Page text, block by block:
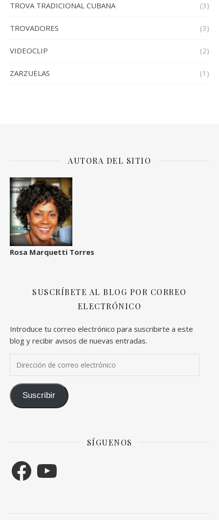
TROVA TRADICIONAL CUBANA (3)
TROVADORES (3)
VIDEOCLIP (2)
ZARZUELAS (1)
AUTORA DEL SITIO
Rosa Marquetti Torres
SUSCRÍBETE AL BLOG POR CORREO
ELECTRÓNICO
Introduce tu correo electrónico para suscribirte a este
blog y recibir avisos de nuevas entradas.
Suscribir
SÍGUENOS
Facebook